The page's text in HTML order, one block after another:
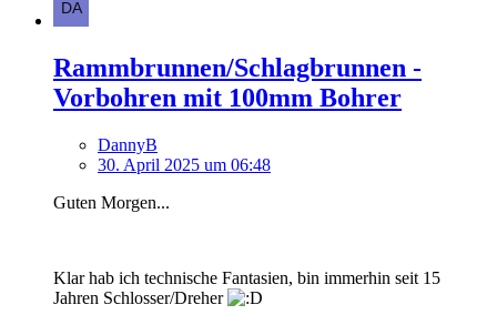
Rammbrunnen/Schlagbrunnen -
Vorbohren mit 100mm Bohrer
DannyB
30. April 2025 um 06:48
Guten Morgen...
Klar hab ich technische Fantasien, bin immerhin seit 15
Jahren Schlosser/Dreher